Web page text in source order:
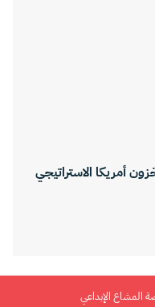
أمريكا الاستراتيجي
الإبداعي